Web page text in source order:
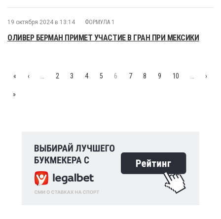
19 октября 2024 в 13:14 ФОРМУЛА 1
ОЛИВЕР БЕРМАН ПРИМЕТ УЧАСТИЕ В ГРАН ПРИ МЕКСИКИ
« ‹ 2 3 4 5 6 7 8 9 10 ›
»